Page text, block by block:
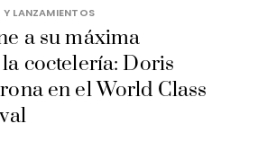
LANZAMIENTOS
a su máxima
coctelería: Doris
en el World Class